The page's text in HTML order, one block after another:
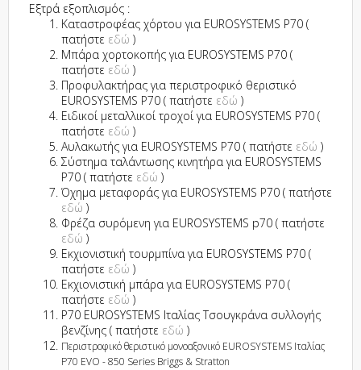
Εξτρά εξοπλισμός :
Καταστροφέας χόρτου για EUROSYSTEMS P70 (
πατήστε εδώ )
Μπάρα χορτοκοπής για EUROSYSTEMS P70 (
πατήστε εδώ )
Προφυλακτήρας για περιστροφικό θεριστικό
EUROSYSTEMS P70 ( πατήστε εδώ )
Ειδικοί μεταλλικοί τροχοί για EUROSYSTEMS P70 (
πατήστε εδώ )
Αυλακωτής για EUROSYSTEMS P70 ( πατήστε εδώ )
Σύστημα ταλάντωσης κινητήρα για EUROSYSTEMS
P70 ( πατήστε εδώ )
Όχημα μεταφοράς για EUROSYSTEMS P70 ( πατήστε
εδώ )
Φρέζα συρόμενη για EUROSYSTEMS p70 ( πατήστε
εδώ )
Εκχιονιστική τουρμπίνα για EUROSYSTEMS P70 (
πατήστε εδώ )
Εκχιονιστική μπάρα για EUROSYSTEMS P70 (
πατήστε εδώ )
P70 EUROSYSTEMS Ιταλίας Τσουγκράνα συλλογής
βενζίνης ( πατήστε εδώ )
Περιστροφικό θεριστικό μονοαξονικό EUROSYSTEMS Ιταλίας
P70 EVO - 850 Series Briggs & Stratton